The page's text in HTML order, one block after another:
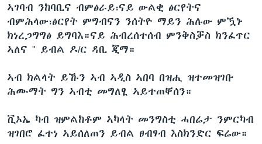
ኣገባብ ንከባቢና ብምፅራይ፣ናይ ውልቂ ፅርየትና
ብምሕላው፣ፅርየት ምግብናን ንሰትዮ ማይን ሕሉው ምዃኑ
ክነረጋግግፅ ይግባእ።ናይ ሕብረሰተሰብ ምንቅስቓስ ክንፈጥር
ኣለና " ይብል​ ዶ/ር ዳቢ ጂማ።
ኣብ ክልላት ይኹን ኣብ ኣዲስ ኣበባ በዝሒ ዝተመዝገቡ
ሕሙማት ግን ኣብቲ መግለፂ ኣይተጠቐሰን።
ቪኦኤ ካብ ዝምልከቶም ኣካላት መንግስቲ ሓበሬታ ንምርካብ
ዝገበሮ ፈተነ ኣይሰለጠን ይብል ፀብፃብ እስክንድር ፍሬው።